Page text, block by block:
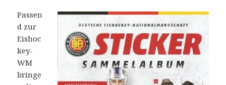
Passen
d zur
Eishoc
key-
WM
bringe